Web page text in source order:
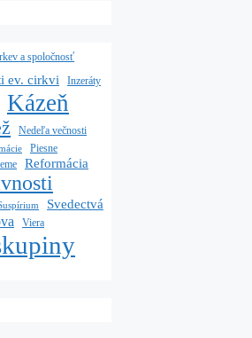
a spoločnosť
ev. cirkvi Inzeráty
Kázeň
Nedeľa večnosti
Piesne
Reformácia
Svedectvá
Viera